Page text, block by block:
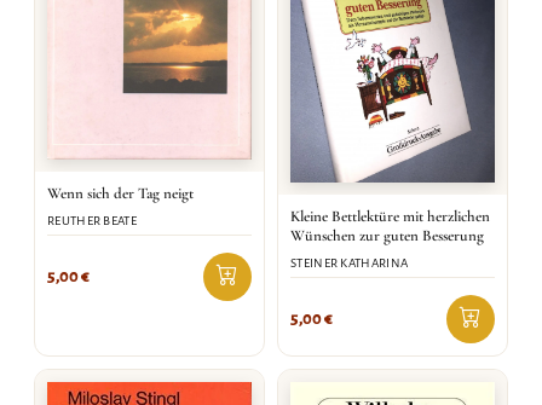
Wenn sich der Tag neigt
REUTHER BEATE
5,00€
Kleine Bettlektüre mit herzlichen
Wünschen zur guten Besserung
STEINER KATHARINA
5,00€